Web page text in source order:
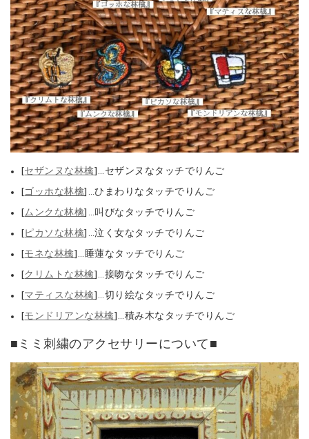
[セザンヌな林檎]…セザンヌなタッチでりんご
[ゴッホな林檎]…ひまわりなタッチでりんご
[ムンクな林檎]…叫びなタッチでりんご
[ピカソな林檎]…泣く女なタッチでりんご
[モネな林檎]…睡蓮なタッチでりんご
[クリムトな林檎]…接吻なタッチでりんご
[マティスな林檎]…切り絵なタッチでりんご
[モンドリアンな林檎]…積み木なタッチでりんご
■ミミ刺繍のアクセサリーについて■